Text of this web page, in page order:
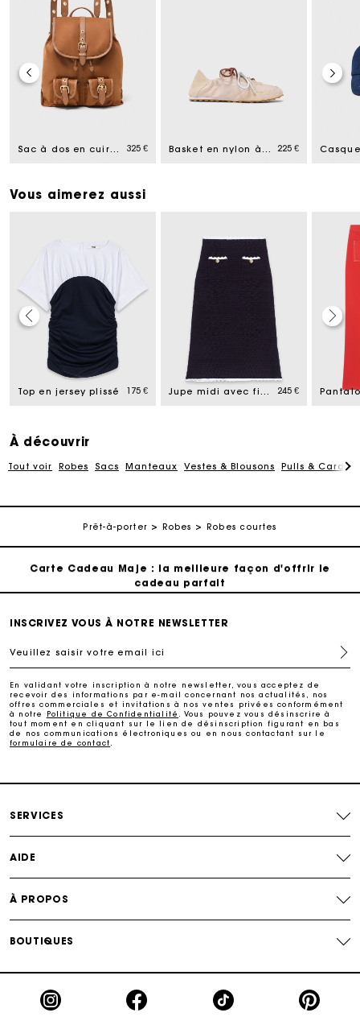
Sac à dos en cuir et nylon 325 € Basket en nylon à multi-lacets 225 €
Vous aimerez aussi
Top en jersey plissé 175 € Jupe midi avec finitions en crochet 245 €
À découvrir
Tout voir Robes Sacs Manteaux Vestes & Blousons Pulls &
Prêt-à-porter Robes Robes courtes
Carte Cadeau Maje : la meilleure façon d'offrir le
cadeau parfait
Livraison à domicile offerte sous 2 jours ouvrés
Paiement en plusieurs fois sans frais
Suivi de commande
Carte Cadeau Maje : la meilleure façon d'offrir le
cadeau parfait
Livraison à domicile offerte sous 2 jours ouvrés
Echanges & Retours offerts
INSCRIVEZ VOUS À NOTRE NEWSLETTER
Veuillez saisir votre email ici
En validant votre inscription à notre newsletter, vous acceptez de
recevoir des informations par e-mail concernant nos actualités, nos
offres commerciales et invitations à nos ventes privées conformément
à notre
Politique de Confidentialité
. Vous pouvez vous désinscrire à
tout moment en cliquant sur le lien de désinscription figurant en bas
de nos communications électroniques ou en nous contactant sur le
formulaire de contact
SERVICES
AIDE
À PROPOS
BOUTIQUES